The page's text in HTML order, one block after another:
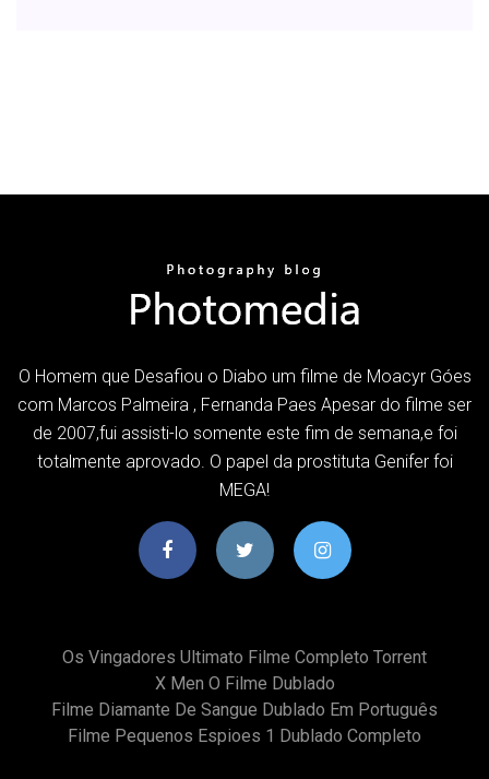
O Homem que Desafiou o Diabo um filme de Moacyr Góes
com Marcos Palmeira , Fernanda Paes Apesar do filme ser
de 2007,fui assisti-lo somente este fim de semana,e foi
totalmente aprovado. O papel da prostituta Genifer foi
MEGA!
Os Vingadores Ultimato Filme Completo Torrent
X Men O Filme Dublado
Filme Diamante De Sangue Dublado Em Português
Filme Pequenos Espioes 1 Dublado Completo